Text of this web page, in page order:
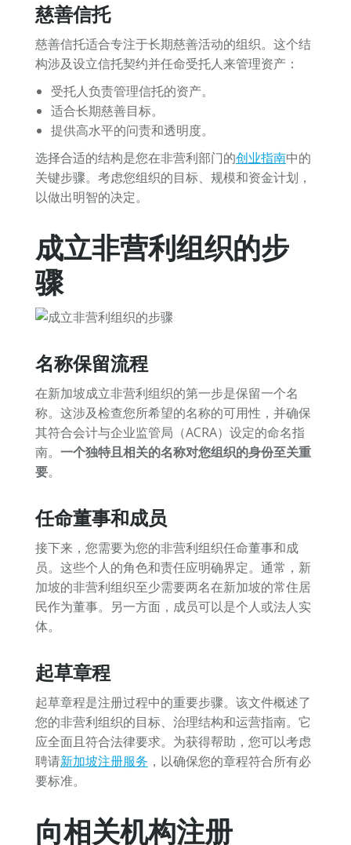
慈善信托
慈善信托适合专注于长期慈善活动的组织。这个结
构涉及设立信托契约并任命受托人来管理资产：
受托人负责管理信托的资产。
适合长期慈善目标。
提供高水平的问责和透明度。
选择合适的结构是您在非营利部门的创业指南中的
关键步骤。考虑您组织的目标、规模和资金计划，
以做出明智的决定。
成立非营利组织的步
骤
名称保留流程
在新加坡成立非营利组织的第一步是保留一个名
称。这涉及检查您所希望的名称的可用性，并确保
其符合会计与企业监管局（ACRA）设定的命名指
南。 一个独特且相关的名称对您组织的身份至关重
要。
任命董事和成员
接下来，您需要为您的非营利组织任命董事和成
员。这些个人的角色和责任应明确界定。通常，新
加坡的非营利组织至少需要两名在新加坡的常住居
民作为董事。另一方面，成员可以是个人或法人实
体。
起草章程
起草章程是注册过程中的重要步骤。该文件概述了
您的非营利组织的目标、治理结构和运营指南。它
应全面且符合法律要求。为获得帮助，您可以考虑
聘请新加坡注册服务 ，以确保您的章程符合所有必
要标准。
向相关机构注册